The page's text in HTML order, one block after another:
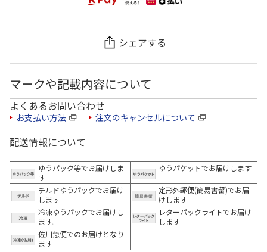
シェアする
マークや記載内容について
よくあるお問い合わせ
お支払い方法 注文のキャンセルについて
配送情報について
ゆうパック等でお届けしま
す
ゆうパケットでお届けします
チルドゆうパックでお届け
します
定形外郵便(簡易書留)でお届
けします
冷凍ゆうパックでお届けし
ます。
レターパックライトでお届け
します
佐川急便でのお届けとなり
ます